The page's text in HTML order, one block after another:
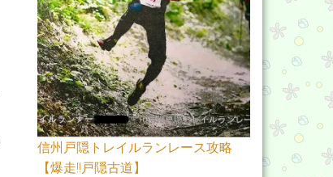
信州戸隠トレイルランレース攻略
【爆走!!戸隠古道】